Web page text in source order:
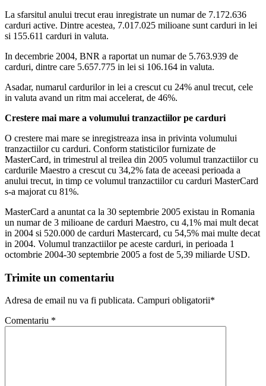
La sfarsitul anului trecut erau inregistrate un numar de 7.172.636
carduri active. Dintre acestea, 7.017.025 milioane sunt carduri in lei
si 155.611 carduri in valuta.
In decembrie 2004, BNR a raportat un numar de 5.763.939 de
carduri, dintre care 5.657.775 in lei si 106.164 in valuta.
Asadar, numarul cardurilor in lei a crescut cu 24% anul trecut, cele
in valuta avand un ritm mai accelerat, de 46%.
Crestere mai mare a volumului tranzactiilor pe carduri
O crestere mai mare se inregistreaza insa in privinta volumului
tranzactiilor cu carduri. Conform statisticilor furnizate de
MasterCard, in trimestrul al treilea din 2005 volumul tranzactiilor cu
cardurile Maestro a crescut cu 34,2% fata de aceeasi perioada a
anului trecut, in timp ce volumul tranzactiilor cu carduri MasterCard
s-a majorat cu 81%.
MasterCard a anuntat ca la 30 septembrie 2005 existau in Romania
un numar de 3 milioane de carduri Maestro, cu 4,1% mai mult decat
in 2004 si 520.000 de carduri Mastercard, cu 54,5% mai multe decat
in 2004. Volumul tranzactiilor pe aceste carduri, in perioada 1
octombrie 2004-30 septembrie 2005 a fost de 5,39 miliarde USD.
Trimite un comentariu
Adresa de email nu va fi publicata. Campuri obligatorii*
Comentariu *